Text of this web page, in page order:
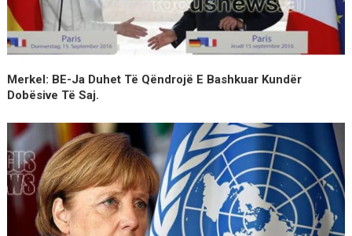
Merkel: BE-Ja Duhet Të Qëndrojë E Bashkuar Kundër
Dobësive Të Saj.